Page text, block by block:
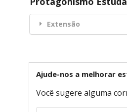
Extensão
Ajude-nos a melhorar
Você sugere alguma